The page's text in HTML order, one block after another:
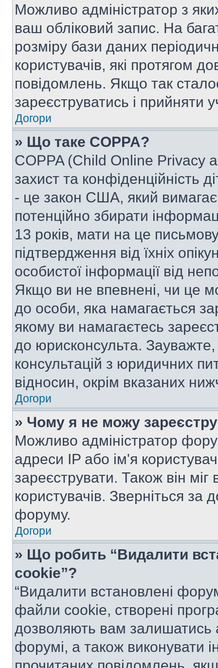
Можливо адміністратор з
ваш обліковий запис. На
розміру бази даних
користувачів, які протягом
повідомлень. Якщо так
зареєструватись і прийняти
Догори
» Що таке COPPA?
COPPA (Child Online Privacy
захист та конфіденційність
- це закон США, який вимагає
потенційно збирати
13 років, мати на це письмову
підтвердження від їхніх
особистої інформації від
Якщо ви не впевнені, чи це
до особи, яка намагається
якому ви намагаєтесь
до юрисконсульта.
консультацій з юридичних
відносин, окрім вказаних
Догори
» Чому я не можу
Можливо адміністратор
адреси IP або ім'я
зареєструвати. Також він
користувачів. Зверніться за
форуму.
Догори
» Що робить “Видалити
cookie”?
“Видалити встановлені
файли cookie, створені
дозволяють вам залишатись
форумі, а також виконувати